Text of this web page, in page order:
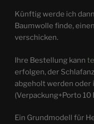
Künftig werde ich
Baumwolle finde,
verschicken.
Ihre Bestellung kann
erfolgen, der
abgeholt werden oder
(Verpackung+Porto 10
Ein Grundmodell für